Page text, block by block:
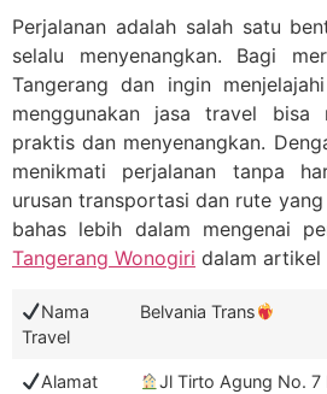
Perjalanan adalah salah satu
selalu menyenangkan. Bagi
Tangerang dan ingin
menggunakan jasa travel bisa
praktis dan menyenangkan.
menikmati perjalanan tanpa
urusan transportasi dan rute
bahas lebih dalam mengenai
Tangerang Wonogiri dalam artikel
Nama
Travel
Belvania Trans
Alamat
Jl Tirto Agung No. 7